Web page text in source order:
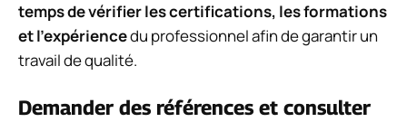
temps de vérifier les certifications, les formations
et l’expériencedu professionnel afin de garantir un
travail de qualité.
Demander des références et consulter